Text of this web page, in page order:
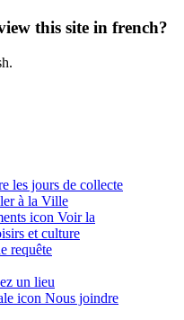
this site in french?
les jours de collecte
à la Ville
Voir la
et culture
requête
un lieu
Nous joindre